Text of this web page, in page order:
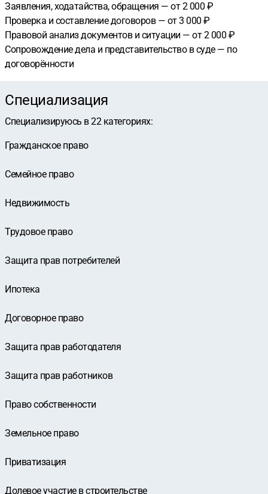
Заявления, ходатайства, обращения — от 2 000 ₽
Проверка и составление договоров — от 3 000 ₽
Правовой анализ документов и ситуации — от 2 000 ₽
Сопровождение дела и представительство в суде — по
договорённости
Специализация
Специализируюсь в22 категориях:
Гражданское право
Семейное право
Недвижимость
Трудовое право
Защита прав потребителей
Ипотека
Договорное право
Защита прав работодателя
Защита прав работников
Право собственности
Земельное право
Приватизация
Долевое участие в строительстве